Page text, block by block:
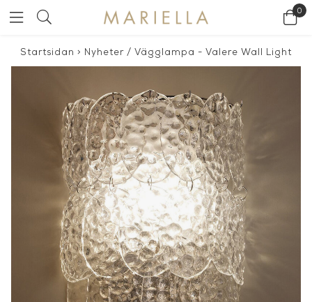
0
Startsidan > Nyheter / Vägglampa - Valere Wall Light